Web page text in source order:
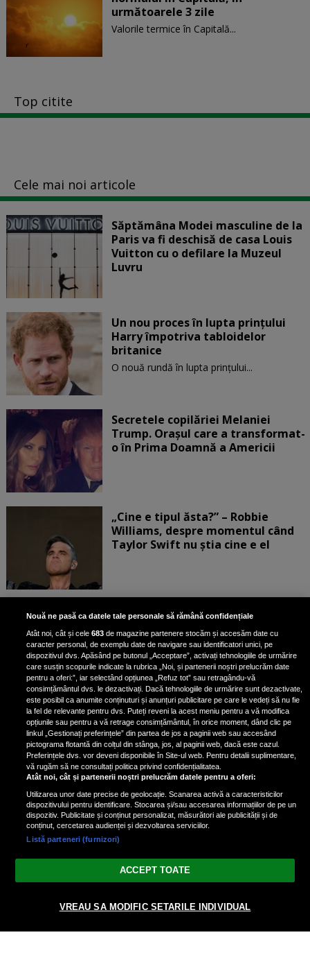
următoarele 3 zile
Valorile termice în Capitală...
Top citite
Cele mai noi articole
Săptămâna Modei masculine de la
Paris va fi deschisă de casa Louis
Vuitton cu o defilare la Muzeul
Luvru
Un nou proces în lupta prinţului
Harry împotriva tabloidelor
britanice
O nouă rundă în lupta prinţului...
Secretele copilăriei Melaniei
Trump. Orașul care a transformat-
o în Prima Doamnă a Americii
„Cine e tipul ăsta?” – Robbie
Williams, despre momentul când
Taylor Swift nu știa cine e el
Bruce Dickinson, solistul trupei
Iron Maiden, şi-a arătat talentul
de scrimer la un concurs în Franţa
Nicki Minaj, acuzată de agresiune
de fostul manager: Detalii șocante
din proces
Nicki Minaj le-a lăudat pe...
Vezi varianta Desktop
© 2026 radiodcnews.ro | Toate drepturile rezervate.
Nouă ne pasă ca datele tale personale să rămână confidențiale
Atât noi, cât și cele683 de magazine partenere stocăm și accesăm date cu
caracter personal, de exemplu date de navigare sau identificatori unici, pe
dispozitivul dvs. Apăsând pe butonul „Acceptare”, activați tehnologiile de urmărire
care susțin scopurile indicate la rubrica „Noi, și partenerii noștri prelucrăm date
pentru a oferi:”, iar selectând opțiunea „Refuz tot” sau retragându-vă
consimțământul dvs. le dezactivați. Dacă tehnologiile de urmărire sunt dezactivate,
este posibil ca anumite conținuturi și anunțuri publicitare pe care le vedeți să nu fie
la fel de relevante pentru dvs. Puteți reveni la acest meniu pentru a vă modifica
opțiunile sau pentru a vă retrage consimțământul, în orice moment, dând clic pe
linkul „Gestionați preferințele” din partea de jos a paginii web sau accesând
pictograma flotantă din colțul din stânga, jos, al paginii web, dacă este cazul.
Preferințele dvs. vor deveni disponibile în Site-ul web. Pentru detalii suplimentare,
vă rugăm să ne consultați politica privind confidențialitatea.
Atât noi, cât și partenerii noștri prelucrăm datele pentru a oferi:
Utilizarea unor date precise de geolocație. Scanarea activă a caracteristicilor
dispozitivului pentru identificare. Stocarea și/sau accesarea informațiilor de pe un
dispozitiv. Publicitate și conținut personalizat, măsurători ale publicității și de
conținut, cercetarea audienței și dezvoltarea serviciilor.
Listă parteneri (furnizori)
ACCEPT TOATE
VREAU SA MODIFIC SETARILE INDIVIDUAL